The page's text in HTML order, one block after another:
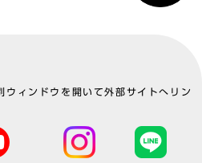
ウィンドウを開いて外部サイトへリン